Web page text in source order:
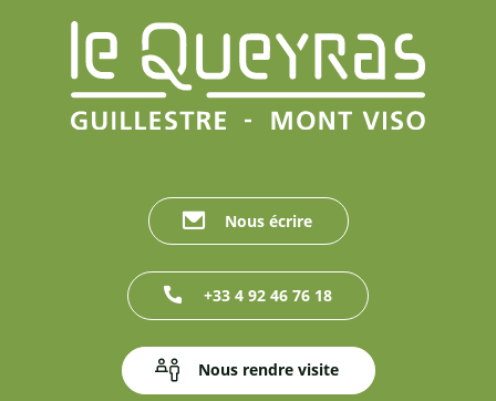
Nous écrire
+33 4 92 46 76 18
Nous rendre visite